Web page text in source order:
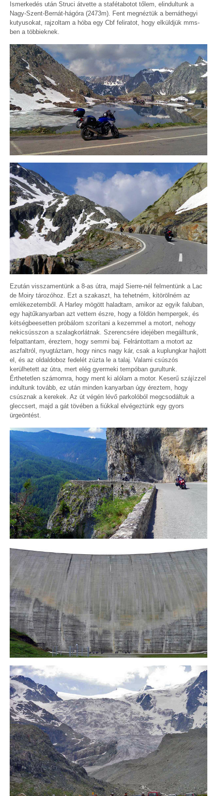
Ismerkedés után Struci átvette a stafétabotot tőlem, elindultunk a
Nagy-Szent-Bernát-hágóra (2473m). Fent megnéztük a bernáthegyi
kutyusokat, rajzoltam a hóba egy Cbf feliratot, hogy elküldjük mms-
ben a többieknek.
Ezután visszamentünk a 8-as útra, majd Sierre-nél felmentünk a Lac
de Moiry tározóhoz. Ezt a szakaszt, ha tehetném, kitörölném az
emlékezetemből. A Harley mögött haladtam, amikor az egyik faluban,
egy hajtűkanyarban azt vettem észre, hogy a földön hempergek, és
kétségbeesetten próbálom szorítani a kezemmel a motort, nehogy
nekicsússzon a szalagkorlátnak. Szerencsére idejében megálltunk,
felpattantam, éreztem, hogy semmi baj. Felrántottam a motort az
aszfaltról, nyugtáztam, hogy nincs nagy kár, csak a kuplungkar hajlott
el, és az oldaldoboz fedelét zúzta le a talaj. Valami csúszós
kerülhetett az útra, mert elég gyermeki tempóban gurultunk.
Érthetetlen számomra, hogy ment ki alólam a motor. Keserű szájízzel
indultunk tovább, ez után minden kanyarban úgy éreztem, hogy
csúsznak a kerekek. Az út végén lévő parkolóból megcsodáltuk a
gleccsert, majd a gát tövében a fiúkkal elvégeztünk egy gyors
ürgeöntést.